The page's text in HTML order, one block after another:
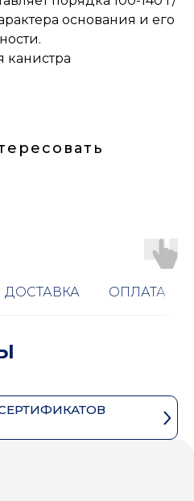
основания и его
канистра
ДОСТАВКА ОПЛАТА